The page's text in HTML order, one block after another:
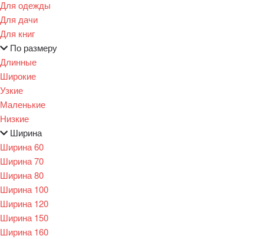
Для одежды
Для дачи
Для книг
По размеру
Длинные
Широкие
Узкие
Маленькие
Низкие
Ширина
Ширина 60
Ширина 70
Ширина 80
Ширина 100
Ширина 120
Ширина 150
Ширина 160